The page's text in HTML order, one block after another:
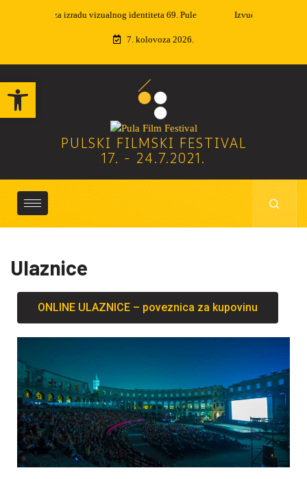
Open toolbar
Izvučeni dobitnici nagradne igre
7. kolovoza 2026.
PULSKI FILMSKI FESTIVAL
17. - 24.7.2021.
Ulaznice
ONLINE ULAZNICE – poveznica za kupovinu